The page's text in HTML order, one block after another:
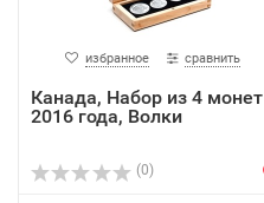
избранное сравнить
Канада, Набор из 4 монет
2016 года, Волки
(0)